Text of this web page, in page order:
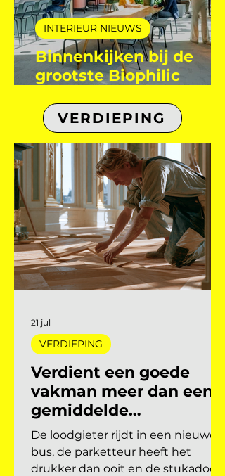
Binnenkijken bij de
grootste Biophilic
Design showroom van
de Benelux!
INTERIEUR NIEUWS
VERDIEPING
Verdient een goede
vakman meer dan een
gemiddelde
academicus?
De loodgieter rijdt in een nieuwe
VERDIEPING
21 jul